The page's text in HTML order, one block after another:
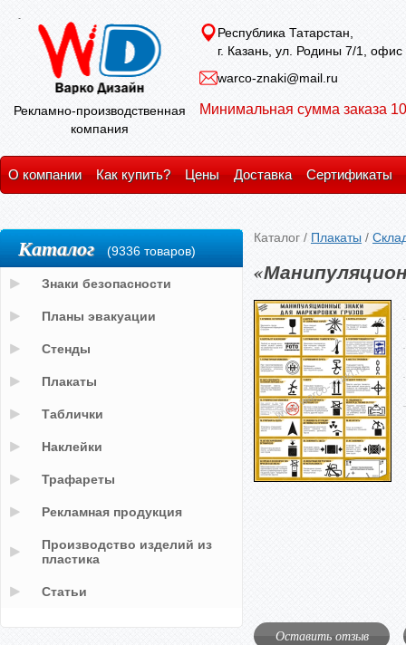
Рекламно-производственная
компания
Республика Татарстан,
г. Казань, ул. Родины 7/1, офис
warco-znaki@mail.ru
Минимальная сумма заказа
О компании Как купить? Цены Доставка Сертификаты
Каталог / Плакаты /
Оставить отзыв
Каталог (9336 товаров)
Знаки безопасности
Планы эвакуации
Стенды
Плакаты
Таблички
Наклейки
Трафареты
Рекламная продукция
Производство изделий из
пластика
Статьи